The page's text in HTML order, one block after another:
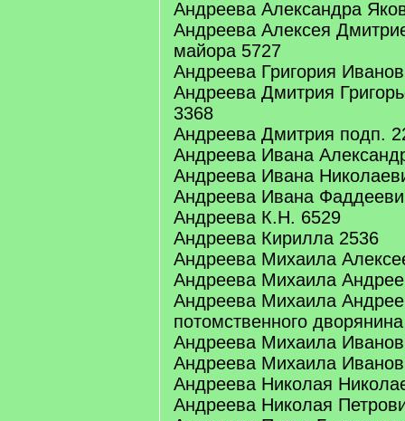
Андреева Александра
Андреева Алексея
майора 5727
Андреева Григория
Андреева Дмитрия
3368
Андреева Дмитрия подп.
Андреева Ивана
Андреева Ивана
Андреева Ивана
Андреева К.Н. 6529
Андреева Кирилла 2536
Андреева Михаила
Андреева Михаила
Андреева Михаила
потомственного
Андреева Михаила
Андреева Михаила
Андреева Николая
Андреева Николая